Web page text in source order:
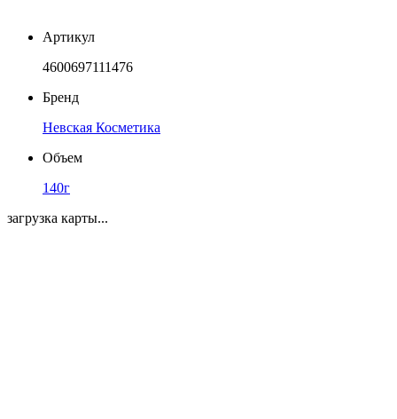
Артикул
4600697111476
Бренд
Невская Косметика
Объем
140г
загрузка карты...